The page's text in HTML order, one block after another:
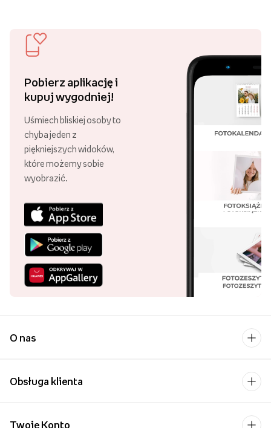
Pobierz aplikację i
kupuj wygodniej!
Uśmiech bliskiej osoby to
chyba jeden z
piękniejszych widoków,
które możemy sobie
wyobrazić.
O nas
Obsługa klienta
Twoje Konto